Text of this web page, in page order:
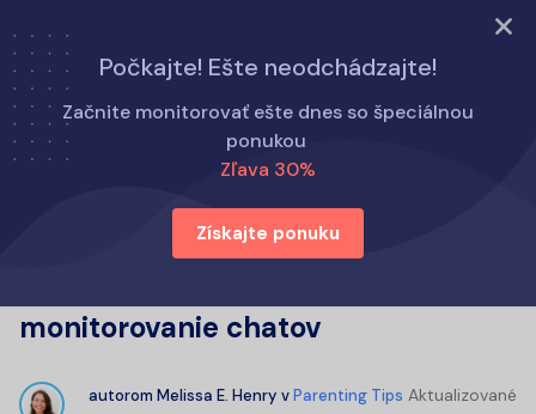
Vyskúšajte teraz
Počkajte! Ešte neodchádzajte!
Začnite monitorovať ešte dnes so špeciálnou
ponukou
Zľava 30%
Získajte ponuku
Domov
Tipy pre rodičov
Je Discord bezpečný pre moje dieťa? Tipy na efektívne
monitorovanie chatov
Je Discord bezpečný pre moje
monitorovanie chatov
autorom Melissa E. Henry vParenting Tips Aktualizované